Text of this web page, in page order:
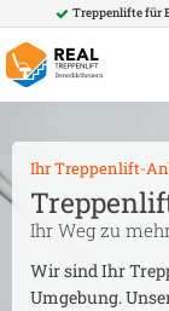
Treppenlifte für
Ihr Treppenlift-
Ihr Weg zu
Wir sind Ihr
Umgebung.